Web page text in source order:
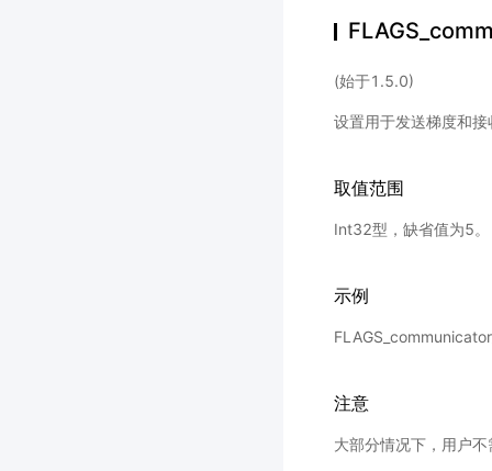
(始于1.5.0)
设置用于发送梯度和
取值范围
Int32型，缺省值为5。
示例
注意
大部分情况下，用户